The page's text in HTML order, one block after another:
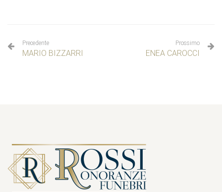
Precedente
MARIO BIZZARRI
Prossimo
ENEA CAROCCI